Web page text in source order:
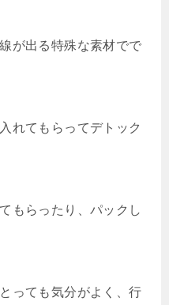
が出る特殊な素材でで
れてもらってデトック
もらったり、パックし
っても気分がよく、行